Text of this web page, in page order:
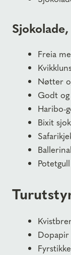
Freia
Nøtter
Godt
Haribo-
Bixit
Potetgull
Dopapir